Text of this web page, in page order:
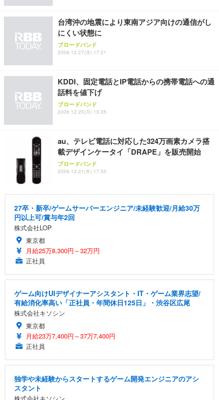
台湾沖の地震により東南アジア向けの通信がし
にくい状態に
ブロードバンド
2006.12.27(水) 17:21
KDDI、固定電話とIP電話からの携帯電話への通
話料を値下げ
ブロードバンド
2006.12.25(月) 15:35
au、テレビ電話に対応した324万画素カメラ搭
載デザインケータイ「DRAPE」を販売開始
ブロードバンド
2006.12.21(木) 17:55
27卒・新卒/ゲームサーバーエンジニア/未経験歓迎/月給30万
円以上可/賞与年2回
株式会社LOP
東京都
月給25万8,300円～32万円
正社員
ゲーム向けUIデザイナーアシスタント・IT・ゲーム業界志望/
有給消化率高い「正社員・年間休日125日」・渋谷区広尾
株式会社キソシン
東京都
月給23万7,400円～37万7,400円
正社員
独学や未経験からスタートするゲーム開発エンジニアのアシ
スタント